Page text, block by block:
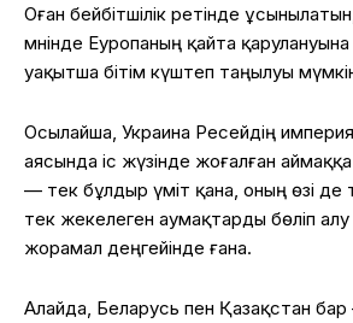
Оған бейбітшілік ретінде
мәнінде Еуропаның қайта
уақытша бітім күштеп таңылуы
Осылайша, Украина Ресейдің
аясында іс жүзінде жоғалған
— тек бұлдыр үміт қана, оның өзі
тек жекелеген аумақтарды бөліп алу
жорамал деңгейінде ғана.
Алайда, Беларусь пен Қазақстан бар